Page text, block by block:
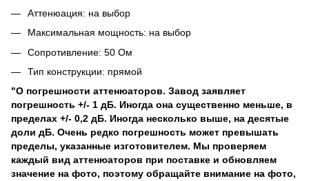
Аттенюация: на выбор
Максимальная мощность: на выбор
Сопротивление: 50 Ом
Тип конструкции: прямой
"О погрешности аттенюаторов. Завод заявляет
погрешность +/- 1 дБ. Иногда она существенно меньше, в
пределах +/- 0,2 дБ. Иногда несколько выше, на десятые
доли дБ. Очень редко погрешность может превышать
пределы, указанные изготовителем. Мы проверяем
каждый вид аттенюаторов при поставке и обновляем
значение на фото, поэтому обращайте внимание на фото,